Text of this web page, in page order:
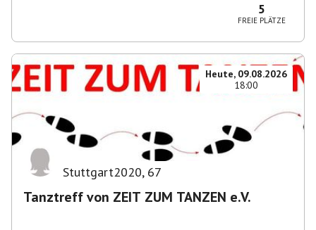
5
FREIE PLÄTZE
Heute, 09.08.2026
18:00
Stuttgart2020, 67
Tanztreff von ZEIT ZUM TANZEN e.V.